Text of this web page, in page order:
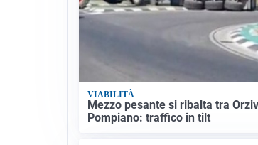
VIABILITÀ
Mezzo pesante si ribalta tra
Pompiano: traffico in tilt